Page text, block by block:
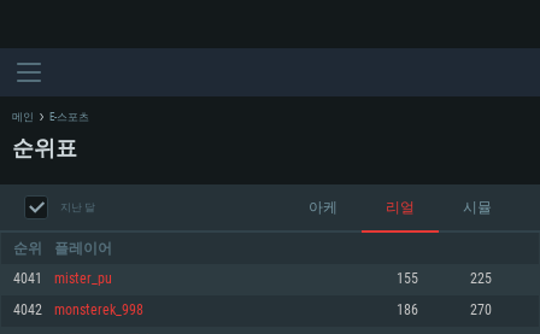
메인 E-스포츠
순위표
지난 달 아케 리얼 시뮬
순위 플레이어
4041 mister_pu 155 225
4042 monsterek_998 186 270